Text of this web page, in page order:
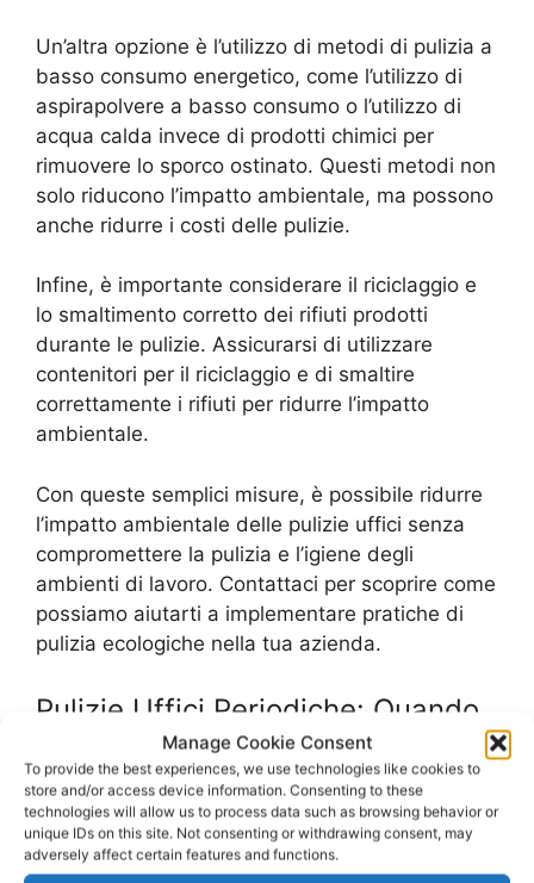
Manage Cookie Consent
To provide the best experiences, we use technologies like cookies to
store and/or access device information. Consenting to these
technologies will allow us to process data such as browsing behavior or
unique IDs on this site. Not consenting or withdrawing consent, may
adversely affect certain features and functions.
Un’altra opzione è l’utilizzo di metodi di pulizia a
basso consumo energetico, come l’utilizzo di
aspirapolvere a basso consumo o l’utilizzo di
acqua calda invece di prodotti chimici per
rimuovere lo sporco ostinato. Questi metodi non
solo riducono l’impatto ambientale, ma possono
anche ridurre i costi delle pulizie.
Infine, è importante considerare il riciclaggio e
lo smaltimento corretto dei rifiuti prodotti
durante le pulizie. Assicurarsi di utilizzare
contenitori per il riciclaggio e di smaltire
correttamente i rifiuti per ridurre l’impatto
ambientale.
Con queste semplici misure, è possibile ridurre
l’impatto ambientale delle pulizie uffici senza
compromettere la pulizia e l’igiene degli
ambienti di lavoro. Contattaci per scoprire come
possiamo aiutarti a implementare pratiche di
pulizia ecologiche nella tua azienda.
Pulizie Uffici Periodiche: Quando
e Come Effettuarle
Per mantenere gli uffici puliti e igienizzati, è
importante effettuare pulizie periodiche in modo
regolare. Questo non solo garantisce un